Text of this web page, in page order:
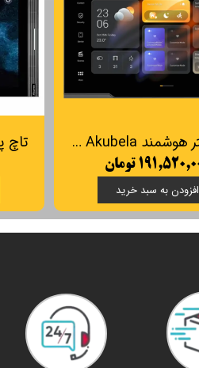
هوم سنتر هوشمند Akubela مدل HyPanel Supreme
تومان
افزودن به سبد خرید